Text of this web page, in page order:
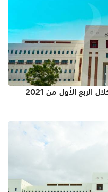
الربع الأول من 2021